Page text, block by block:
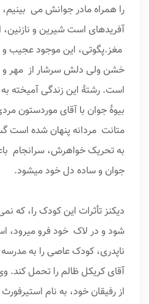
را همراه مادر جوانش می
آفریده­ای است شیرین و
مغز.پگوتی، این موجود عجیب و
خشن ولی دلش سرشار از مهر و
است. رشتهٔ این زندگی آمیخته
بیوهٔ جوان با آقای موردستون
متانت مردانه پنهان شده است
به تحریک خواهرش، سرانجام
جوان و ساده­ دل خود می­شود.
دیکنز تأثرات این کودک را، که
شود و در لاک خود فرو می­رود،
ناپدری، کودک عاصی را به مدرسه
آقای کریکل ظالم را تحمل
از رفیقان خود، به نام